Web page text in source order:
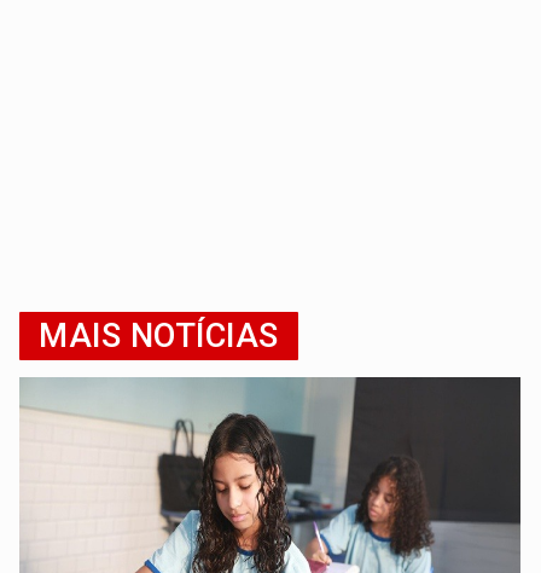
MAIS NOTÍCIAS